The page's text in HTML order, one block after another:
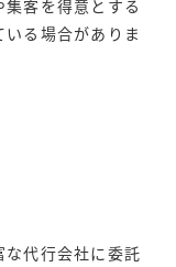
客を得意とする
る場合がありま
代行会社に委託